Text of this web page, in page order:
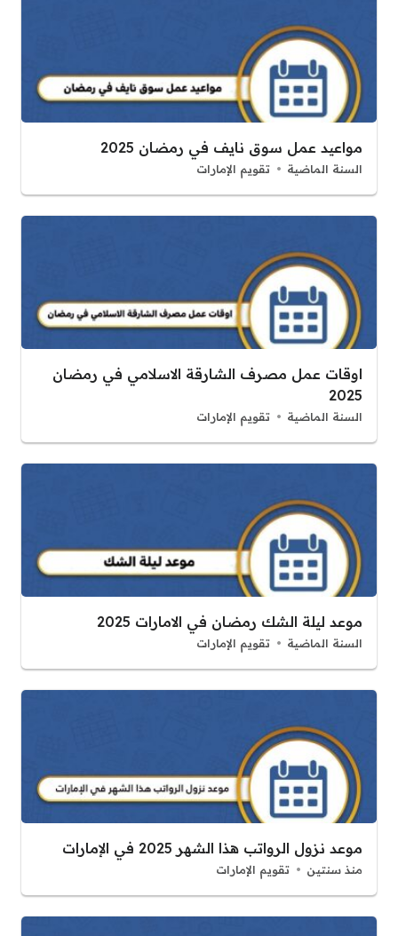
مواعيد عمل سوق نايف في رمضان 2025
السنة الماضية تقويم الإمارات
اوقات عمل مصرف الشارقة الاسلامي في رمضان
2025
السنة الماضية تقويم الإمارات
موعد ليلة الشك رمضان في الامارات 2025
السنة الماضية تقويم الإمارات
موعد نزول الرواتب هذا الشهر 2025 في الإمارات
منذ سنتين تقويم الإمارات